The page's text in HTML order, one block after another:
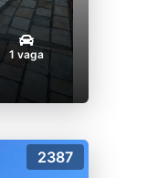
1 vaga
2387